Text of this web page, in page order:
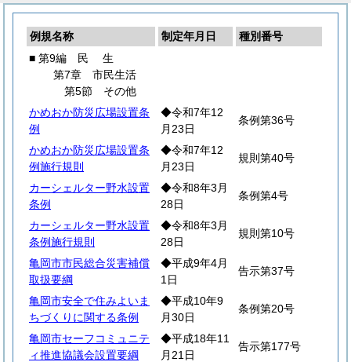
例規名称 制定年月日
種別番号
■ 第9編
民 生
第7章 市民生活
第5節 その他
かめおか防災広場設置条
例
◆令和7年12
月23日
条例第36号
かめおか防災広場設置条
例施行規則
◆令和7年12
月23日
規則第40号
カーシェルター野水設置
条例
◆令和8年3月
28日
条例第4号
カーシェルター野水設置
条例施行規則
◆令和8年3月
28日
規則第10号
亀岡市市民総合災害補償
取扱要綱
◆平成9年4月
1日
告示第37号
亀岡市安全で住みよいま
ちづくりに関する条例
◆平成10年9
月30日
条例第20号
亀岡市セーフコミュニテ
ィ推進協議会設置要綱
◆平成18年11
月21日
告示第177号